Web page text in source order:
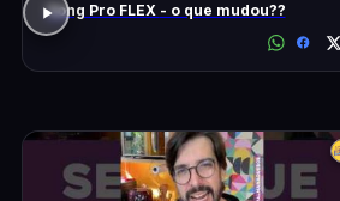
Song Pro FLEX - o que mudou??